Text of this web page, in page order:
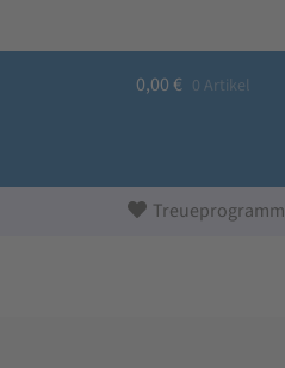
0,00 € 0 Artikel
Treueprogramm